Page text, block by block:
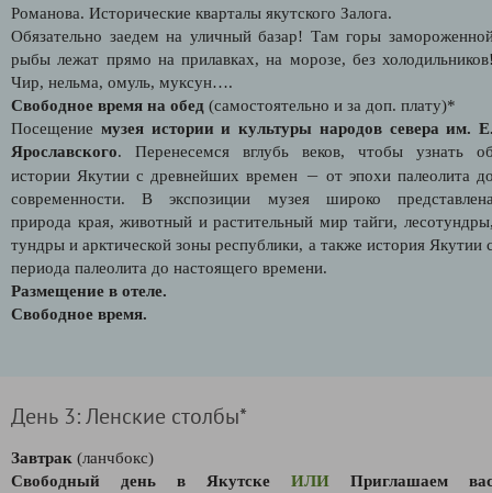
Романова. Исторические кварталы якутского Залога.
Обязательно заедем на уличный базар! Там горы
рыбы лежат прямо на прилавках, на морозе, без
Чир, нельма, омуль, муксун….
Свободное время на обед (самостоятельно и за доп. плату)*
Посещение музея истории и культуры народов севера им.
Ярославского. Перенесемся вглубь веков, чтобы узнать
истории Якутии с древнейших времен — от эпохи палеолита
современности. В экспозиции музея широко
природа края, животный и растительный мир тайги,
тундры и арктической зоны республики, а также история Якутии
периода палеолита до настоящего времени.
Размещение в отеле.
Свободное время.
День 3: Ленские столбы*
Завтрак (ланчбокс)
Свободный день в Якутске ИЛИ Приглашаем